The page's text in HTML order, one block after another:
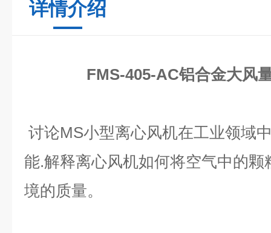
详情介绍
FMS-405-AC铝合金大风
讨论MS小型离心风机在工业领域
能.解释离心风机如何将空气中的
境的质量。